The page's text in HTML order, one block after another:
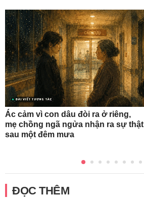
Ác cảm vì con dâu đòi ra ở riêng,
mẹ chồng ngã ngửa nhận ra sự thật
sau một đêm mưa
ĐỌC THÊM